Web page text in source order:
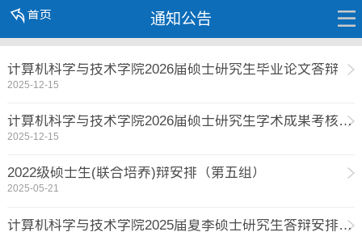
通知公告
计算机科学与技术学院2026届硕士研究生毕业论文答辩
2025-12-15
计算机科学与技术学院2026届硕士研究生学术成果考核答辩
2025-12-15
2022级硕士生(联合培养)辩安排（第五组）
2025-05-21
计算机科学与技术学院2025届夏季硕士研究生答辩安排（第四组）